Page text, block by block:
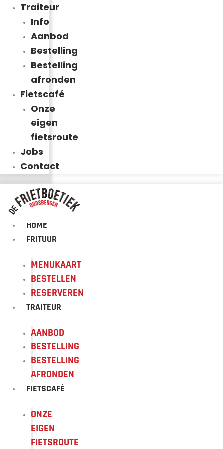
Traiteur
Info
Aanbod
Bestelling
Bestelling
afronden
Fietscafé
Onze
eigen
fietsroute
Jobs
Contact
HOME
FRITUUR
MENUKAART
BESTELLEN
RESERVEREN
TRAITEUR
AANBOD
BESTELLING
BESTELLING
AFRONDEN
FIETSCAFÉ
ONZE
EIGEN
FIETSROUTE